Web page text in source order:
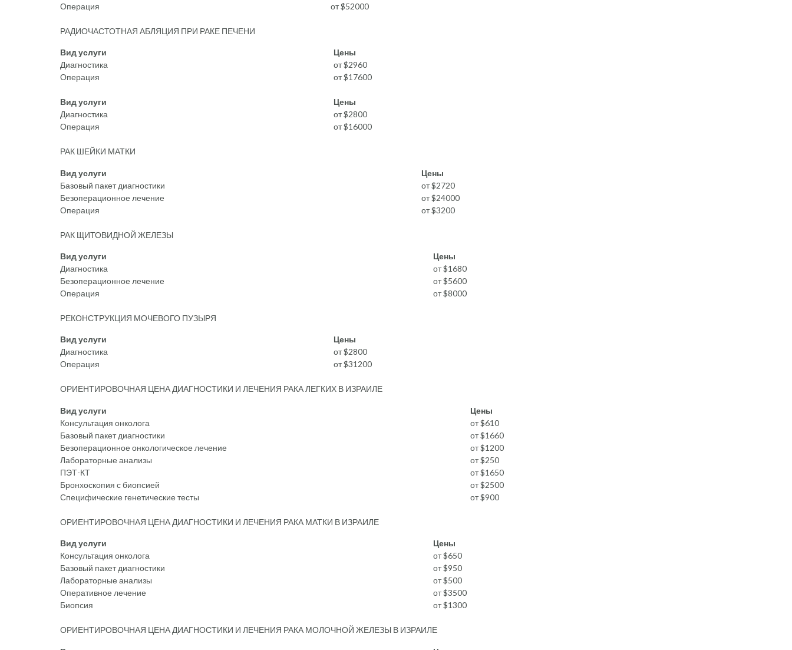
Операция
от $52000
РАДИОЧАСТОТНАЯ АБЛЯЦИЯ ПРИ РАКЕ ПЕЧЕНИ
Вид услуги
Цены
Диагностика
от $2960
Операция
от $17600
Вид услуги
Цены
Диагностика
от $2800
Операция
от $16000
РАК ШЕЙКИ МАТКИ
Вид услуги
Цены
Базовый пакет диагностики
от $2720
Безоперационное лечение
от $24000
Операция
от $3200
РАК ЩИТОВИДНОЙ ЖЕЛЕЗЫ
Вид услуги
Цены
Диагностика
от $1680
Безоперационное лечение
от $5600
Операция
от $8000
РЕКОНСТРУКЦИЯ МОЧЕВОГО ПУЗЫРЯ
Вид услуги
Цены
Диагностика
от $2800
Операция
от $31200
ОРИЕНТИРОВОЧНАЯ ЦЕНА ДИАГНОСТИКИ И ЛЕЧЕНИЯ РАКА ЛЕГКИХ В ИЗРАИЛЕ
Вид услуги
Цены
Консультация онколога
от $610
Базовый пакет диагностики
от $1660
Безоперационное онкологическое лечение
от $1200
Лабораторные анализы
от $250
ПЭТ-КТ
от $1650
Бронхоскопия с биопсией
от $2500
Специфические генетические тесты
от $900
ОРИЕНТИРОВОЧНАЯ ЦЕНА ДИАГНОСТИКИ И ЛЕЧЕНИЯ РАКА МАТКИ В ИЗРАИЛЕ
Вид услуги
Цены
Консультация онколога
от $650
Базовый пакет диагностики
от $950
Лабораторные анализы
от $500
Оперативное лечение
от $3500
Биопсия
от $1300
ОРИЕНТИРОВОЧНАЯ ЦЕНА ДИАГНОСТИКИ И ЛЕЧЕНИЯ РАКА МОЛОЧНОЙ ЖЕЛЕЗЫ В ИЗРАИЛЕ